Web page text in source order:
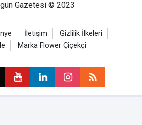
Gazetesi © 2023
İletişim
Gizlilik İlkeleri
Marka Flower Çiçekçi